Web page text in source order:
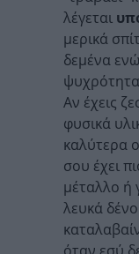
λέγεται
μερικά
δεμένα
ψυχρότητα
Αν έχεις
φυσικά
καλύτερα
σου έχει
μέταλλο ή
λευκά